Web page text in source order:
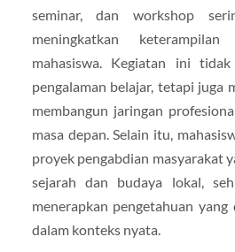
seminar, dan workshop
meningkatkan
mahasiswa. Kegiatan ini
pengalaman belajar, tetapi juga
membangun jaringan
masa depan. Selain itu,
proyek pengabdian masyarakat
sejarah dan budaya lokal,
menerapkan pengetahuan
dalam konteks nyata.